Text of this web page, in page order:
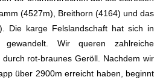
(4527m), Breithorn (4164) und das
Die karge Felslandschaft hat sich in
Wir queren zahlreiche
rot-braunes Geröll. Nachdem wir
über 2900m erreicht haben, beginnt